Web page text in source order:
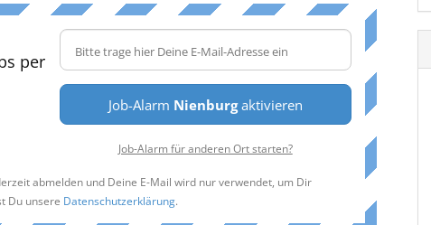
per
Job-Alarm Nienburgaktivieren
Job-Alarm für anderen Ort starten?
abmelden und Deine E-Mail wird nur verwendet, um Dir
Du unsere Datenschutzerklärung.